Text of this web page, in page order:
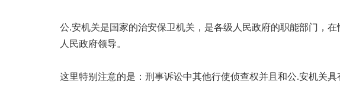
公.安机关是国家的治安保卫机关，是各级人民政府的职能部门，
人民政府领导。
这里特别注意的是：刑事诉讼中其他行使侦查权并且和公.安机关